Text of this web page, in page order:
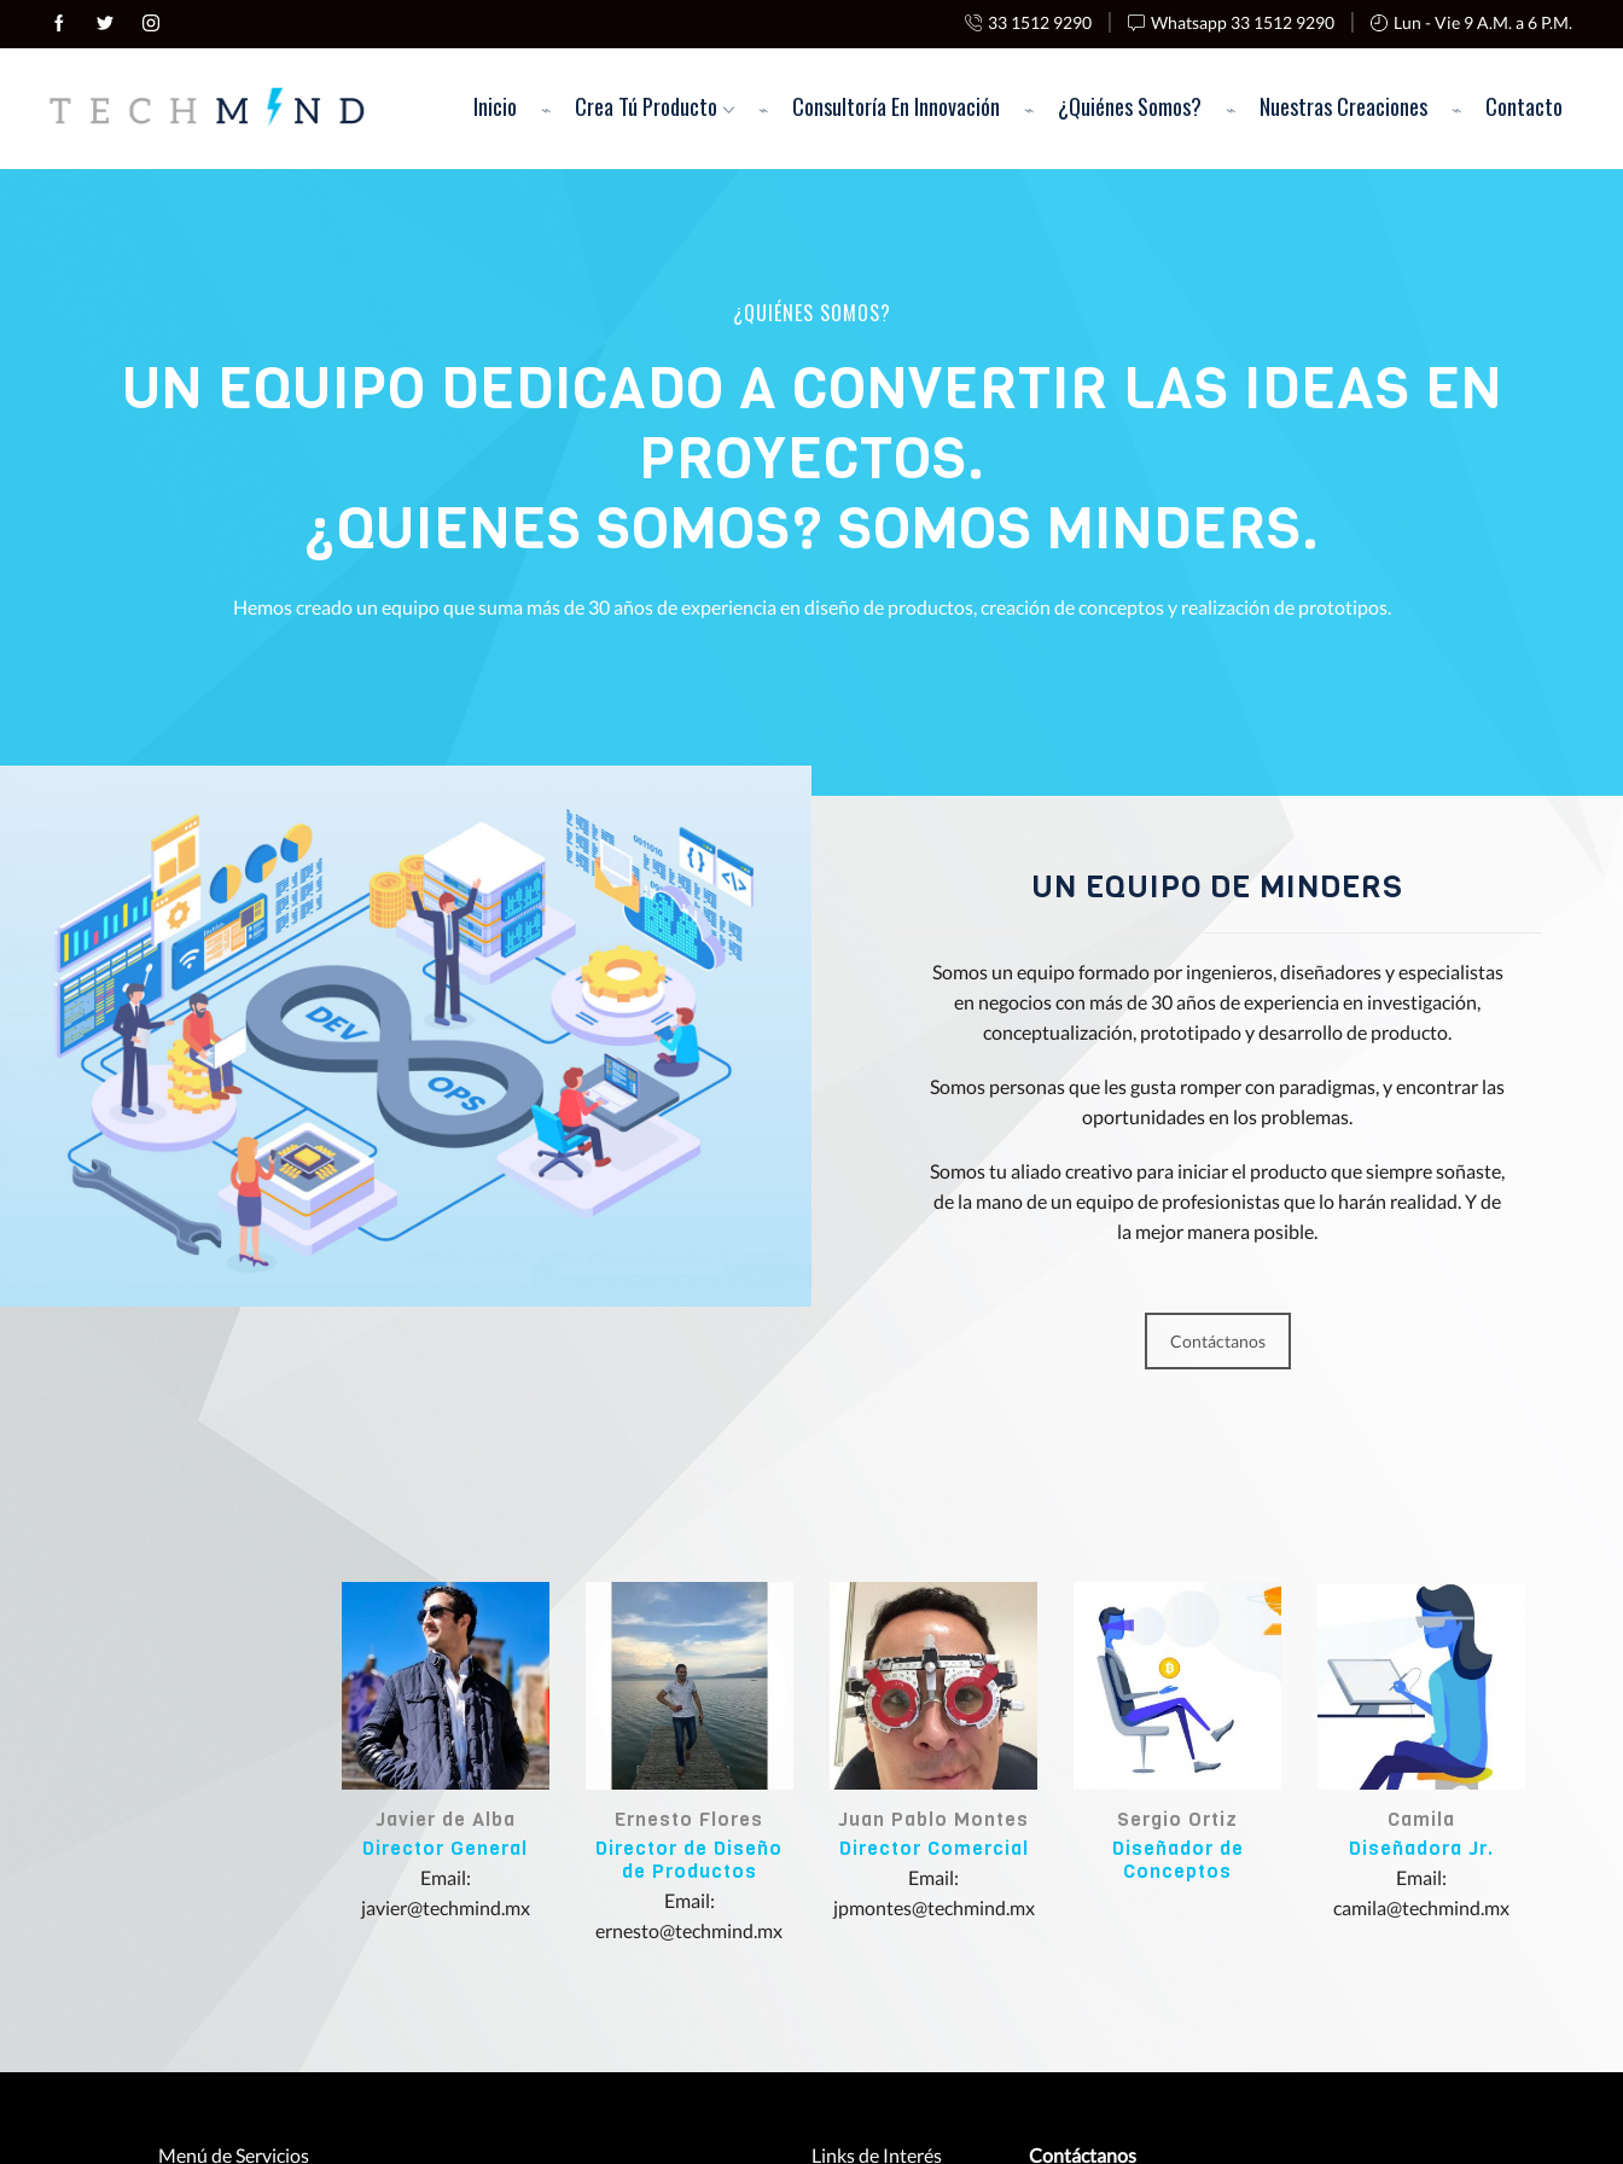
33 1512 9290 Whatsapp 33 1512 9290 Lun - Vie 9 A.M. a 6 P.M.
Inicio Crea Tú Producto Consultoría En Innovación ¿Quiénes Somos? Nuestras Creaciones Contacto
¿QUIÉNES SOMOS?
UN EQUIPO DEDICADO A CONVERTIR LAS IDEAS EN
PROYECTOS.
¿QUIENES SOMOS? SOMOS MINDERS.
Hemos creado un equipo que suma más de 30 años de experiencia en diseño de productos, creación de conceptos y realización de prototipos.
UN EQUIPO DE MINDERS
Somos un equipo formado por ingenieros, diseñadores y especialistas
en negocios con más de 30 años de experiencia en investigación,
conceptualización, prototipado y desarrollo de producto.
Somos personas que les gusta romper con paradigmas, y encontrar las
oportunidades en los problemas.
Somos tu aliado creativo para iniciar el producto que siempre soñaste,
de la mano de un equipo de profesionistas que lo harán realidad. Y de
la mejor manera posible.
Contáctanos
Javier de Alba
Director General
Email:
javier@techmind.mx
Ernesto Flores
Director de Diseño
de Productos
Email:
ernesto@techmind.mx
Juan Pablo Montes
Director Comercial
Email:
jpmontes@techmind.mx
Sergio Ortiz
Diseñador de
Conceptos
Camila
Diseñadora Jr.
Email:
camila@techmind.mx
Menú de Servicios Links de Interés Contáctanos